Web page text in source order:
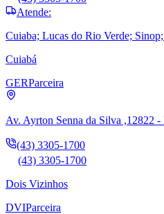
Atende:
Cuiaba; Lucas do Rio Verde;
Cuiabá
GERParceira
Av. Ayrton Senna da Silva ,12822
(43) 3305-1700
(43) 3305-1700
Dois Vizinhos
DVIParceira